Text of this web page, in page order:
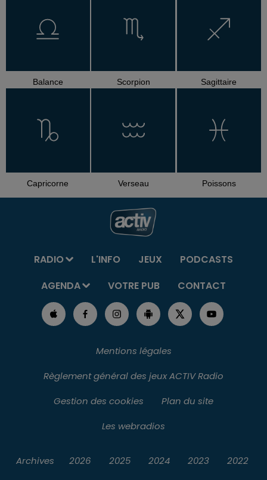
Balance Scorpion Sagittaire
Capricorne Verseau Poissons
RADIO L'INFO JEUX
PODCASTS
AGENDA
VOTRE PUB CONTACT
Mentions légales
Règlement général des jeux ACTIV Radio
Gestion des cookies
Plan du site
Les webradios
Archives 2026 2025 2024 2023 2022